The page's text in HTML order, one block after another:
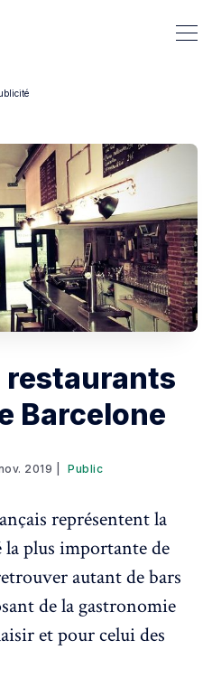
restaurants
Barcelone
2019 | Public
représentent la
plus importante de
autant de bars
de la gastronomie
et pour celui des